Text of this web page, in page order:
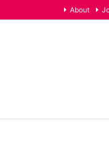
」に参画しています。
About